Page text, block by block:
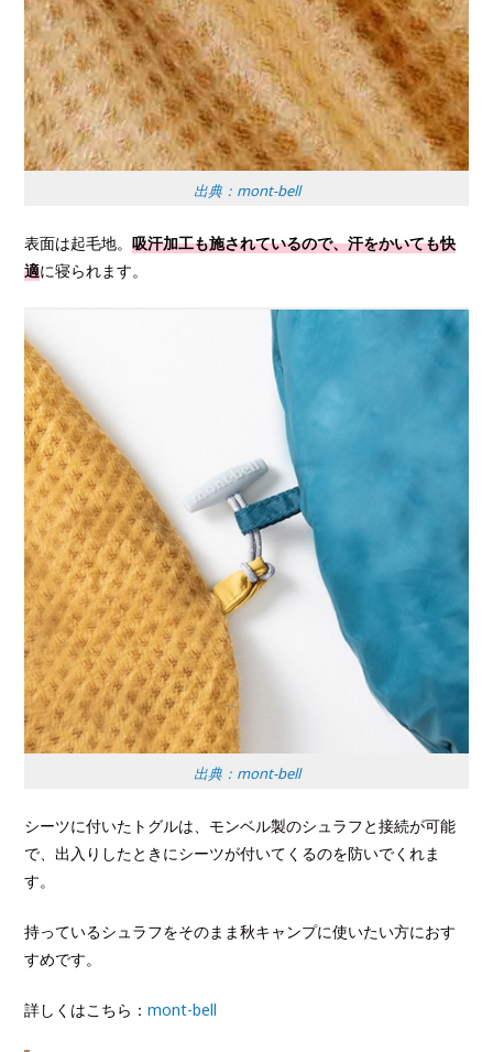
出典：mont-bell
表面は起毛地。吸汗加工も施されているので、汗をかいても快
適に寝られます。
出典：mont-bell
シーツに付いたトグルは、モンベル製のシュラフと接続が可能
で、出入りしたときにシーツが付いてくるのを防いでくれま
す。
持っているシュラフをそのまま秋キャンプに使いたい方におす
すめです。
詳しくはこちら：mont-bell